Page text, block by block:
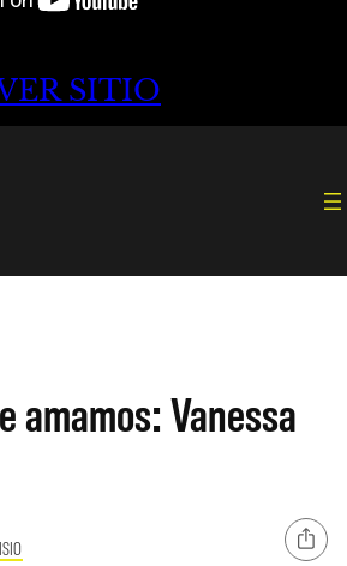
SITIO
amamos: Vanessa